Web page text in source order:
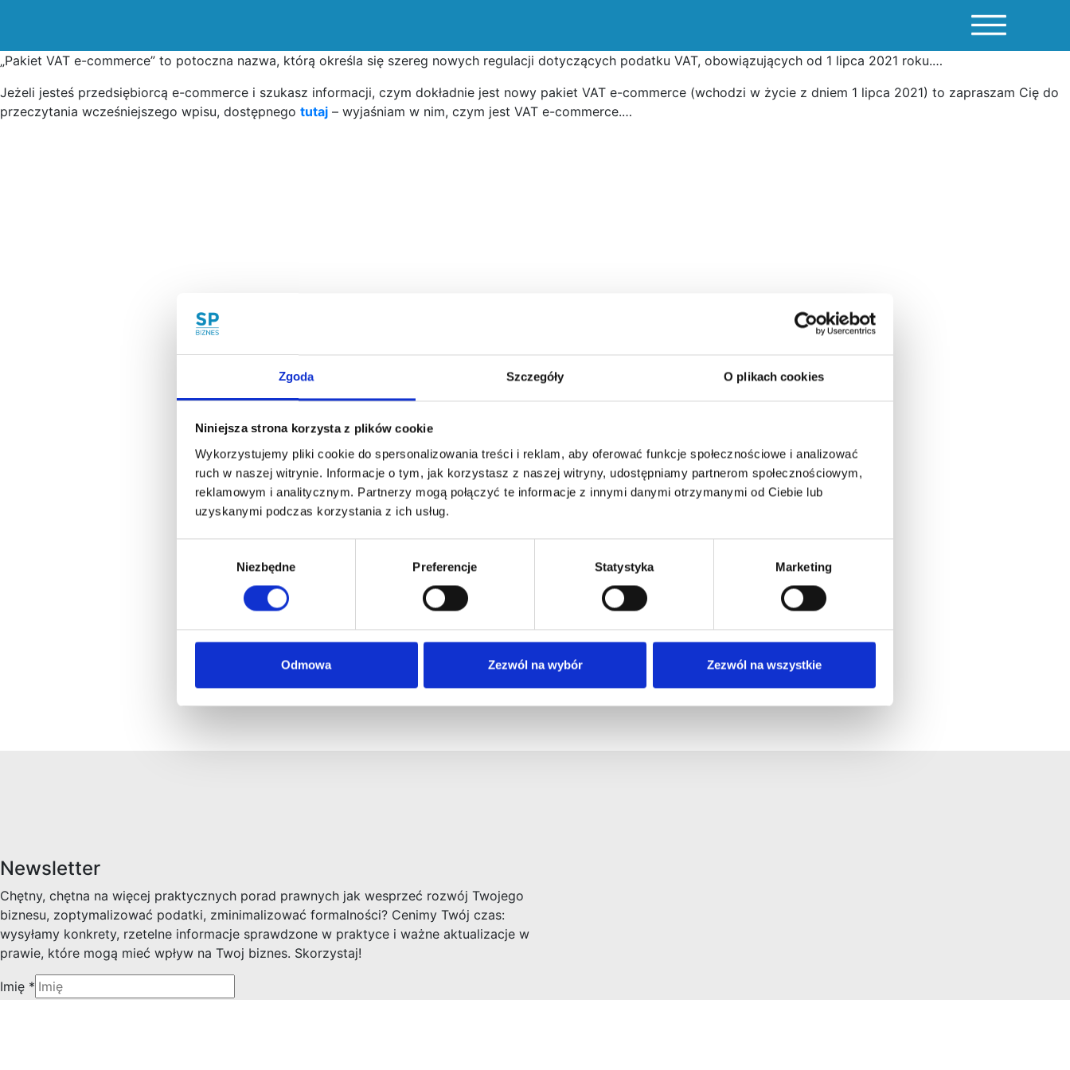
Zgoda Szczegóły O plikach cookies
Niniejsza strona korzysta z plików cookie
Wykorzystujemy pliki cookie do spersonalizowania treści i reklam, aby oferować funkcje społecznościowe i analizować
ruch w naszej witrynie. Informacje o tym, jak korzystasz z naszej witryny, udostępniamy partnerom społecznościowym,
reklamowym i analitycznym. Partnerzy mogą połączyć te informacje z innymi danymi otrzymanymi od Ciebie lub
uzyskanymi podczas korzystania z ich usług.
Niezbędne Preferencje Statystyka Marketing
Odmowa Zezwól na wybór Zezwól na wszystkie
„Pakiet VAT e-commerce” to potoczna nazwa, którą określa się szereg nowych regulacji dotyczących podatku VAT, obowiązujących od 1 lipca 2021 roku.…
Jeżeli jesteś przedsiębiorcą e-commerce i szukasz informacji, czym dokładnie jest nowy pakiet VAT e-commerce (wchodzi w życie z dniem 1 lipca 2021) to zapraszam Cię do
przeczytania wcześniejszego wpisu, dostępnego tutaj – wyjaśniam w nim, czym jest VAT e-commerce.…
Newsletter
Chętny, chętna na więcej praktycznych porad prawnych jak wesprzeć rozwój Twojego
biznesu, zoptymalizować podatki, zminimalizować formalności? Cenimy Twój czas:
wysyłamy konkrety, rzetelne informacje sprawdzone w praktyce i ważne aktualizacje w
prawie, które mogą mieć wpływ na Twoj biznes. Skorzystaj!
Imię *